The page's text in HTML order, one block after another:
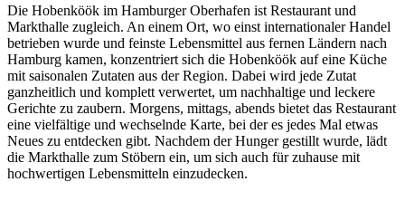
Die Hobenköök im Hamburger Oberhafen ist Restaurant und
Markthalle zugleich. An einem Ort, wo einst internationaler Handel
betrieben wurde und feinste Lebensmittel aus fernen Ländern nach
Hamburg kamen, konzentriert sich die Hobenköök auf eine Küche
mit saisonalen Zutaten aus der Region. Dabei wird jede Zutat
ganzheitlich und komplett verwertet, um nachhaltige und leckere
Gerichte zu zaubern. Morgens, mittags, abends bietet das Restaurant
eine vielfältige und wechselnde Karte, bei der es jedes Mal etwas
Neues zu entdecken gibt. Nachdem der Hunger gestillt wurde, lädt
die Markthalle zum Stöbern ein, um sich auch für zuhause mit
hochwertigen Lebensmitteln einzudecken.